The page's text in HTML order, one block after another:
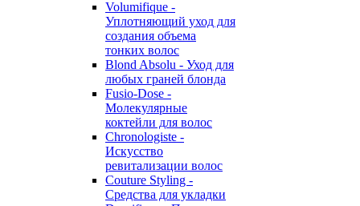
Volumifique -
Уплотняющий уход для
создания объема
тонких волос
Blond Absolu - Уход для
любых граней блонда
Fusio-Dose -
Молекулярные
коктейли для волос
Chronologiste -
Искусство
ревитализации волос
Couture Styling -
Средства для укладки